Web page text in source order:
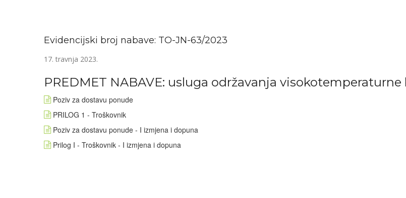
Evidencijski broj nabave: TO-JN-63/2023
17. travnja 2023.
PREDMET NABAVE: usluga održavanja visokotemperaturne
Poziv za dostavu ponude
PRILOG 1 - Troškovnik
Poziv za dostavu ponude - I izmjena i dopuna
Prilog I - Troškovnik - I izmjena i dopuna